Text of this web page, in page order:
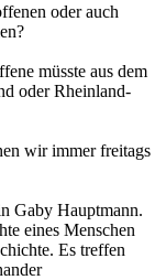
oder auch
müsste aus dem
oder Rheinland-
wir immer freitags
Gaby Hauptmann.
eines Menschen
Es treffen